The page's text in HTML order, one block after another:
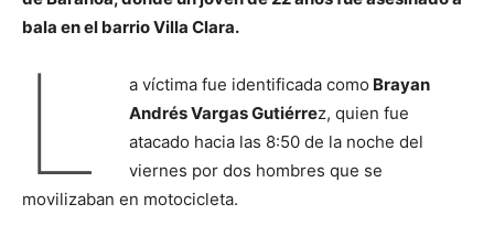
bala en el barrio Villa Clara.
L a víctima fue identificada como Brayan
Andrés Vargas Gutiérrez, quien fue
atacado hacia las 8:50 de la noche del
viernes por dos hombres que se
movilizaban en motocicleta.